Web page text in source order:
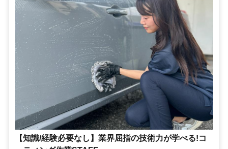
【知識/経験必要なし】業界屈指の技術力が学べる!コ